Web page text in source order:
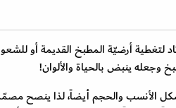
أرضيّة المطبخ القديمة أو
وجعله ينبض بالحياة والألوان!
الأنسب والحجم أيضاً، لذا ينصح